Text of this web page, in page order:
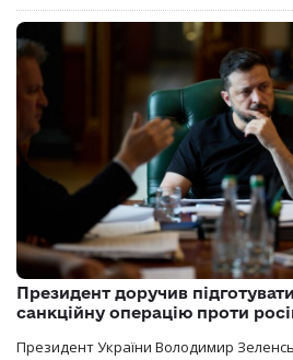
Президент доручив
санкційну операцію проти
Президент України Володимир